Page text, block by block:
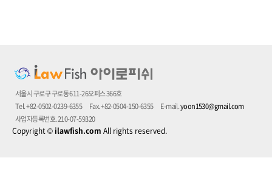
서울시 구로구 구로동 611-26오퍼스 366호
Tel. +82-0502-0239-6355
Fax. +82-0504-150-6355 E-mail.yoon1530@gmail.com
사업자등록번호. 210-07-59320
Copyright©ilawfish.com All rights reserved.